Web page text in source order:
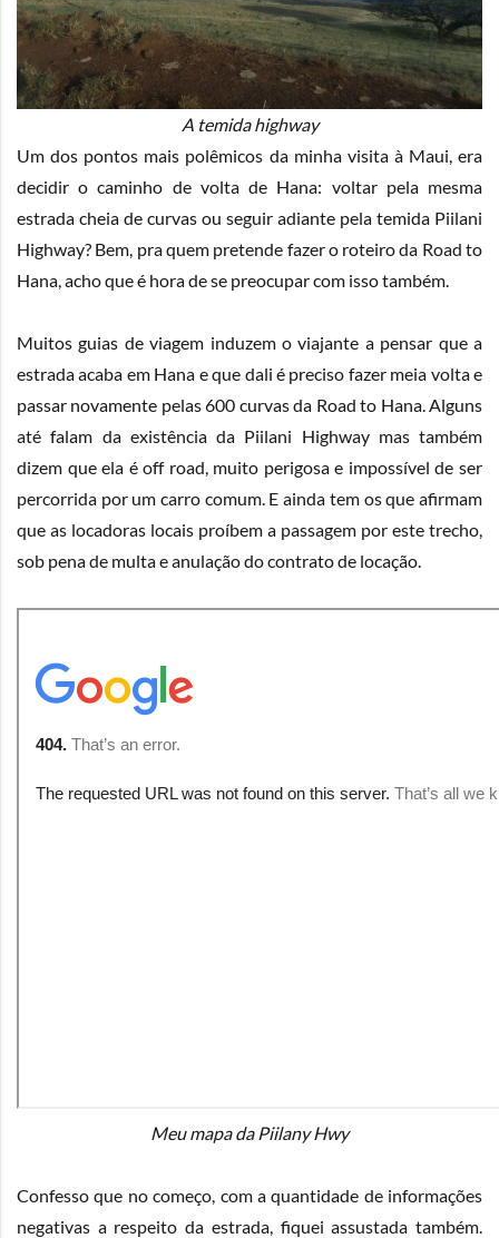
A temida highway
Um dos pontos mais polêmicos da minha visita à Maui, era
decidir o caminho de volta de Hana: voltar pela mesma
estrada cheia de curvas ou seguir adiante pela temida Piilani
Highway? Bem, pra quem pretende fazer o roteiro da Road to
Hana, acho que é hora de se preocupar com isso também.
Muitos guias de viagem induzem o viajante a pensar que a
estrada acaba em Hana e que dali é preciso fazer meia volta e
passar novamente pelas 600 curvas da Road to Hana. Alguns
até falam da existência da Piilani Highway mas também
dizem que ela é off road, muito perigosa e impossível de ser
percorrida por um carro comum. E ainda tem os que afirmam
que as locadoras locais proíbem a passagem por este trecho,
sob pena de multa e anulação do contrato de locação.
Meu mapa da Piilany Hwy
Confesso que no começo, com a quantidade de informações
negativas a respeito da estrada, fiquei assustada também.